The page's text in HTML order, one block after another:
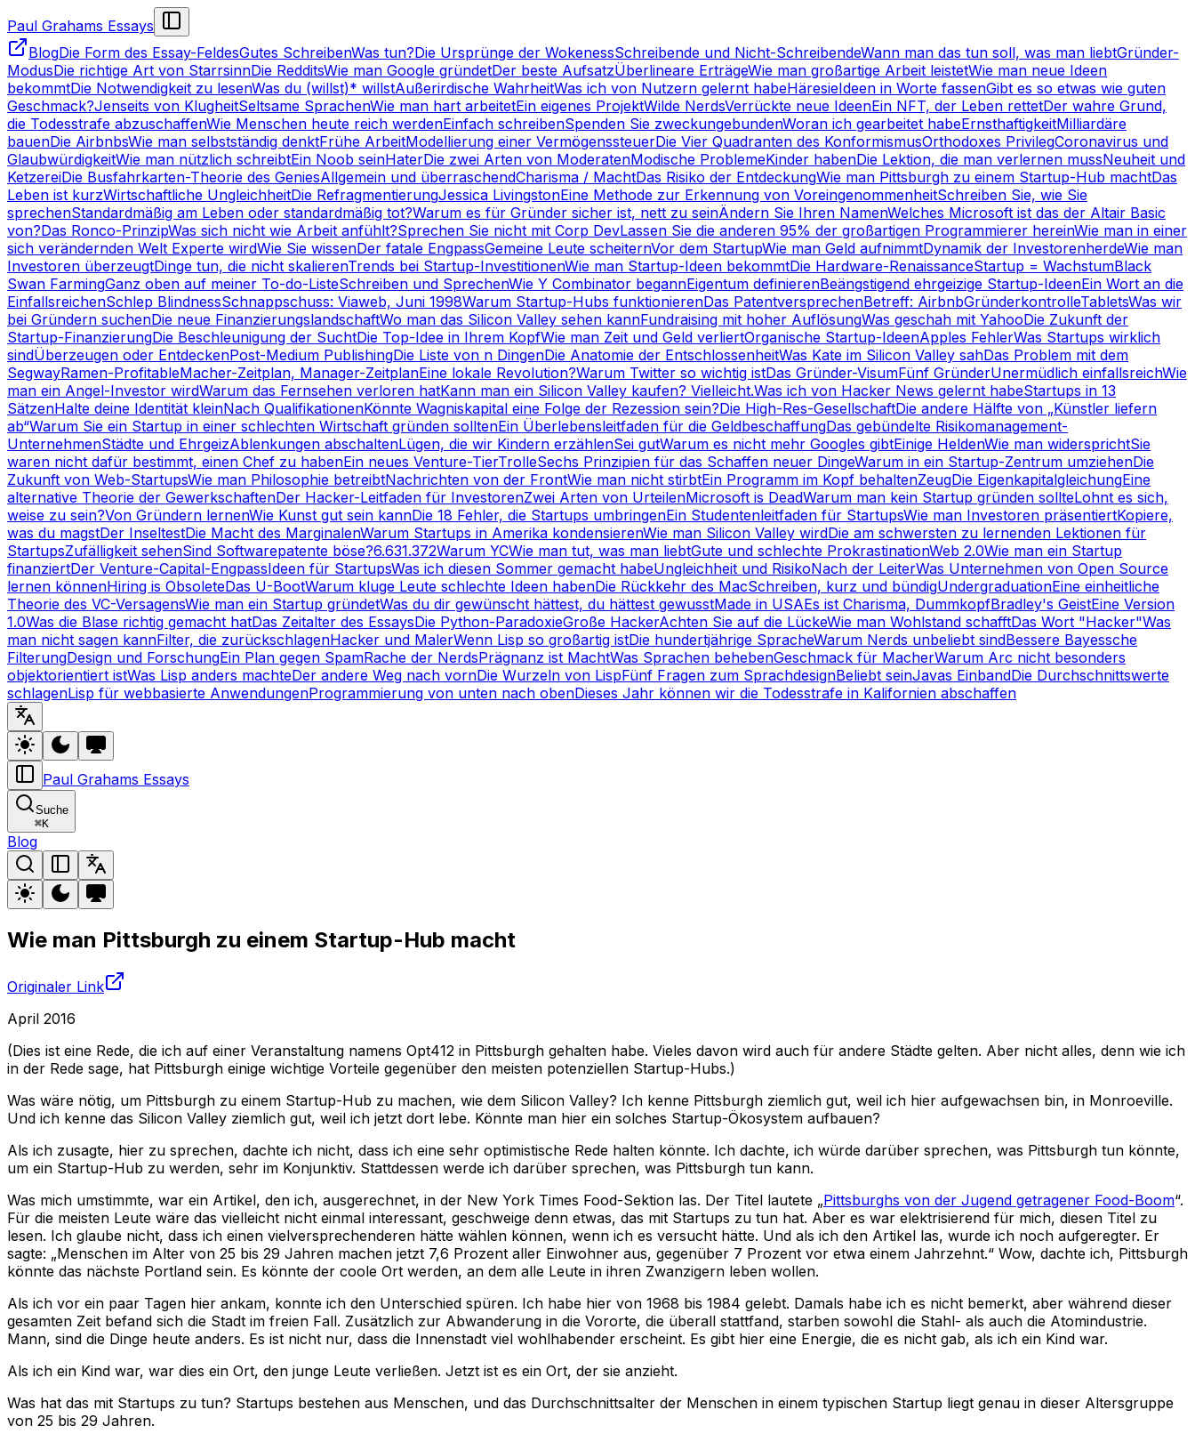
Paul Grahams Essays
BlogDie Form des Essay-FeldesGutes SchreibenWas tun?Die Ursprünge der WokenessSchreibende und Nicht-SchreibendeWann man das tun soll, was man liebtGründer-
ModusDie richtige Art von StarrsinnDie RedditsWie man Google gründetDer beste AufsatzÜberlineare ErträgeWie man großartige Arbeit leistetWie man neue Ideen
bekommtDie Notwendigkeit zu lesenWas du (willst)* willstAußerirdische WahrheitWas ich von Nutzern gelernt habeHäresieIdeen in Worte fassenGibt es so etwas wie guten
Geschmack?Jenseits von KlugheitSeltsame SprachenWie man hart arbeitetEin eigenes ProjektWilde NerdsVerrückte neue IdeenEin NFT, der Leben rettetDer wahre Grund,
die Todesstrafe abzuschaffenWie Menschen heute reich werdenEinfach schreibenSpenden Sie zweckungebundenWoran ich gearbeitet habeErnsthaftigkeitMilliardäre
bauenDie AirbnbsWie man selbstständig denktFrühe ArbeitModellierung einer VermögenssteuerDie Vier Quadranten des KonformismusOrthodoxes PrivilegCoronavirus und
GlaubwürdigkeitWie man nützlich schreibtEin Noob seinHaterDie zwei Arten von ModeratenModische ProblemeKinder habenDie Lektion, die man verlernen mussNeuheit und
KetzereiDie Busfahrkarten-Theorie des GeniesAllgemein und überraschendCharisma / MachtDas Risiko der EntdeckungWie man Pittsburgh zu einem Startup-Hub machtDas
Leben ist kurzWirtschaftliche UngleichheitDie RefragmentierungJessica LivingstonEine Methode zur Erkennung von VoreingenommenheitSchreiben Sie, wie Sie
sprechenStandardmäßig am Leben oder standardmäßig tot?Warum es für Gründer sicher ist, nett zu seinÄndern Sie Ihren NamenWelches Microsoft ist das der Altair Basic
von?Das Ronco-PrinzipWas sich nicht wie Arbeit anfühlt?Sprechen Sie nicht mit Corp DevLassen Sie die anderen 95% der großartigen Programmierer hereinWie man in einer
sich verändernden Welt Experte wirdWie Sie wissenDer fatale EngpassGemeine Leute scheiternVor dem StartupWie man Geld aufnimmtDynamik der InvestorenherdeWie man
Investoren überzeugtDinge tun, die nicht skalierenTrends bei Startup-InvestitionenWie man Startup-Ideen bekommtDie Hardware-RenaissanceStartup = WachstumBlack
Swan FarmingGanz oben auf meiner To-do-ListeSchreiben und SprechenWie Y Combinator begannEigentum definierenBeängstigend ehrgeizige Startup-IdeenEin Wort an die
EinfallsreichenSchlep BlindnessSchnappschuss: Viaweb, Juni 1998Warum Startup-Hubs funktionierenDas PatentversprechenBetreff: AirbnbGründerkontrolleTabletsWas wir
bei Gründern suchenDie neue FinanzierungslandschaftWo man das Silicon Valley sehen kannFundraising mit hoher AuflösungWas geschah mit YahooDie Zukunft der
Startup-FinanzierungDie Beschleunigung der SuchtDie Top-Idee in Ihrem KopfWie man Zeit und Geld verliertOrganische Startup-IdeenApples FehlerWas Startups wirklich
sindÜberzeugen oder EntdeckenPost-Medium PublishingDie Liste von n DingenDie Anatomie der EntschlossenheitWas Kate im Silicon Valley sahDas Problem mit dem
SegwayRamen-ProfitableMacher-Zeitplan, Manager-ZeitplanEine lokale Revolution?Warum Twitter so wichtig istDas Gründer-VisumFünf GründerUnermüdlich einfallsreichWie
man ein Angel-Investor wirdWarum das Fernsehen verloren hatKann man ein Silicon Valley kaufen? Vielleicht.Was ich von Hacker News gelernt habeStartups in 13
SätzenHalte deine Identität kleinNach QualifikationenKönnte Wagniskapital eine Folge der Rezession sein?Die High-Res-GesellschaftDie andere Hälfte von „Künstler liefern
ab“Warum Sie ein Startup in einer schlechten Wirtschaft gründen solltenEin Überlebensleitfaden für die GeldbeschaffungDas gebündelte Risikomanagement-
UnternehmenStädte und EhrgeizAblenkungen abschaltenLügen, die wir Kindern erzählenSei gutWarum es nicht mehr Googles gibtEinige HeldenWie man widersprichtSie
waren nicht dafür bestimmt, einen Chef zu habenEin neues Venture-TierTrolleSechs Prinzipien für das Schaffen neuer DingeWarum in ein Startup-Zentrum umziehenDie
Zukunft von Web-StartupsWie man Philosophie betreibtNachrichten von der FrontWie man nicht stirbtEin Programm im Kopf behaltenZeugDie EigenkapitalgleichungEine
alternative Theorie der GewerkschaftenDer Hacker-Leitfaden für InvestorenZwei Arten von UrteilenMicrosoft is DeadWarum man kein Startup gründen sollteLohnt es sich,
weise zu sein?Von Gründern lernenWie Kunst gut sein kannDie 18 Fehler, die Startups umbringenEin Studentenleitfaden für StartupsWie man Investoren präsentiertKopiere,
was du magstDer InseltestDie Macht des MarginalenWarum Startups in Amerika kondensierenWie man Silicon Valley wirdDie am schwersten zu lernenden Lektionen für
StartupsZufälligkeit sehenSind Softwarepatente böse?6.631.372Warum YCWie man tut, was man liebtGute und schlechte ProkrastinationWeb 2.0Wie man ein Startup
finanziertDer Venture-Capital-EngpassIdeen für StartupsWas ich diesen Sommer gemacht habeUngleichheit und RisikoNach der LeiterWas Unternehmen von Open Source
lernen könnenHiring is ObsoleteDas U-BootWarum kluge Leute schlechte Ideen habenDie Rückkehr des MacSchreiben, kurz und bündigUndergraduationEine einheitliche
Theorie des VC-VersagensWie man ein Startup gründetWas du dir gewünscht hättest, du hättest gewusstMade in USAEs ist Charisma, DummkopfBradley's GeistEine Version
1.0Was die Blase richtig gemacht hatDas Zeitalter des EssaysDie Python-ParadoxieGroße HackerAchten Sie auf die LückeWie man Wohlstand schafftDas Wort "Hacker"Was
man nicht sagen kannFilter, die zurückschlagenHacker und MalerWenn Lisp so großartig istDie hundertjährige SpracheWarum Nerds unbeliebt sindBessere Bayessche
FilterungDesign und ForschungEin Plan gegen SpamRache der NerdsPrägnanz ist MachtWas Sprachen behebenGeschmack für MacherWarum Arc nicht besonders
objektorientiert istWas Lisp anders machteDer andere Weg nach vornDie Wurzeln von LispFünf Fragen zum SprachdesignBeliebt seinJavas EinbandDie Durchschnittswerte
schlagenLisp für webbasierte AnwendungenProgrammierung von unten nach obenDieses Jahr können wir die Todesstrafe in Kalifornien abschaffen
Paul Grahams Essays
Suche
⌘K
Blog
Wie man Pittsburgh zu einem Startup-Hub macht
Originaler Link
April 2016
(Dies ist eine Rede, die ich auf einer Veranstaltung namens Opt412 in Pittsburgh gehalten habe. Vieles davon wird auch für andere Städte gelten. Aber nicht alles, denn wie ich
in der Rede sage, hat Pittsburgh einige wichtige Vorteile gegenüber den meisten potenziellen Startup-Hubs.)
Was wäre nötig, um Pittsburgh zu einem Startup-Hub zu machen, wie dem Silicon Valley? Ich kenne Pittsburgh ziemlich gut, weil ich hier aufgewachsen bin, in Monroeville.
Und ich kenne das Silicon Valley ziemlich gut, weil ich jetzt dort lebe. Könnte man hier ein solches Startup-Ökosystem aufbauen?
Als ich zusagte, hier zu sprechen, dachte ich nicht, dass ich eine sehr optimistische Rede halten könnte. Ich dachte, ich würde darüber sprechen, was Pittsburgh tun könnte,
um ein Startup-Hub zu werden, sehr im Konjunktiv. Stattdessen werde ich darüber sprechen, was Pittsburgh tun kann.
Was mich umstimmte, war ein Artikel, den ich, ausgerechnet, in der New York Times Food-Sektion las. Der Titel lautete „Pittsburghs von der Jugend getragener Food-Boom“.
Für die meisten Leute wäre das vielleicht nicht einmal interessant, geschweige denn etwas, das mit Startups zu tun hat. Aber es war elektrisierend für mich, diesen Titel zu
lesen. Ich glaube nicht, dass ich einen vielversprechenderen hätte wählen können, wenn ich es versucht hätte. Und als ich den Artikel las, wurde ich noch aufgeregter. Er
sagte: „Menschen im Alter von 25 bis 29 Jahren machen jetzt 7,6 Prozent aller Einwohner aus, gegenüber 7 Prozent vor etwa einem Jahrzehnt.“ Wow, dachte ich, Pittsburgh
könnte das nächste Portland sein. Es könnte der coole Ort werden, an dem alle Leute in ihren Zwanzigern leben wollen.
Als ich vor ein paar Tagen hier ankam, konnte ich den Unterschied spüren. Ich habe hier von 1968 bis 1984 gelebt. Damals habe ich es nicht bemerkt, aber während dieser
gesamten Zeit befand sich die Stadt im freien Fall. Zusätzlich zur Abwanderung in die Vororte, die überall stattfand, starben sowohl die Stahl- als auch die Atomindustrie.
Mann, sind die Dinge heute anders. Es ist nicht nur, dass die Innenstadt viel wohlhabender erscheint. Es gibt hier eine Energie, die es nicht gab, als ich ein Kind war.
Als ich ein Kind war, war dies ein Ort, den junge Leute verließen. Jetzt ist es ein Ort, der sie anzieht.
Was hat das mit Startups zu tun? Startups bestehen aus Menschen, und das Durchschnittsalter der Menschen in einem typischen Startup liegt genau in dieser Altersgruppe
von 25 bis 29 Jahren.